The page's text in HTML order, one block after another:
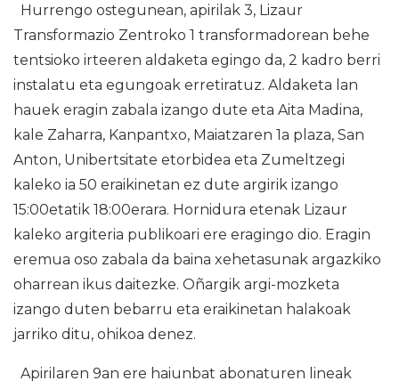
Hurrengo ostegunean, apirilak 3, Lizaur
Transformazio Zentroko 1 transformadorean behe
tentsioko irteeren aldaketa egingo da, 2 kadro berri
instalatu eta egungoak erretiratuz. Aldaketa lan
hauek eragin zabala izango dute eta Aita Madina,
kale Zaharra, Kanpantxo, Maiatzaren 1a plaza, San
Anton, Unibertsitate etorbidea eta Zumeltzegi
kaleko ia 50 eraikinetan ez dute argirik izango
15:00etatik 18:00erara. Hornidura etenak Lizaur
kaleko argiteria publikoari ere eragingo dio. Eragin
eremua oso zabala da baina xehetasunak argazkiko
oharrean ikus daitezke. Oñargik argi-mozketa
izango duten bebarru eta eraikinetan halakoak
jarriko ditu, ohikoa denez.
Apirilaren 9an ere haiunbat abonaturen lineak